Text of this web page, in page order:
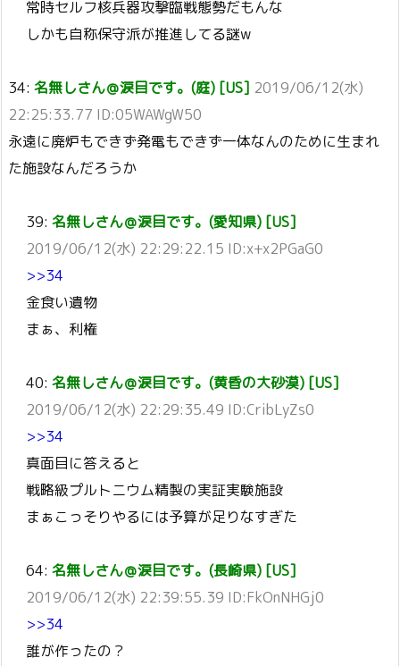
常時セルフ核兵器攻撃臨戦態勢だもんな
しかも自称保守派が推進してる謎w
34: 名無しさん＠涙目です。(庭) [US] 2019/06/12(水)
22:25:33.77 ID:05WAWgW50
永遠に廃炉もできず発電もできず一体なんのために生まれ
た施設なんだろうか
39: 名無しさん＠涙目です。(愛知県) [US]
2019/06/12(水) 22:29:22.15 ID:x+x2PGaG0
>>34
金食い遺物
まぁ、利権
40: 名無しさん＠涙目です。(黄昏の大砂漠) [US]
2019/06/12(水) 22:29:35.49 ID:CribLyZs0
>>34
真面目に答えると
戦略級プルトニウム精製の実証実験施設
まぁこっそりやるには予算が足りなすぎた
64: 名無しさん＠涙目です。(長崎県) [US]
2019/06/12(水) 22:39:55.39 ID:FkOnNHGj0
>>34
誰が作ったの？